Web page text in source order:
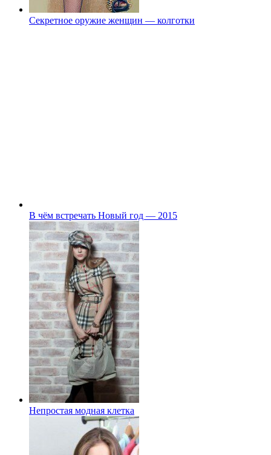
Секретное оружие женщин — колготки
В чём встречать Новый год — 2015
Непростая модная клетка